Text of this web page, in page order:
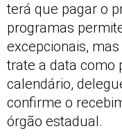
terá que pagar o
programas
excepcionais,
trate a data como
calendário,
confirme o
órgão estadual.